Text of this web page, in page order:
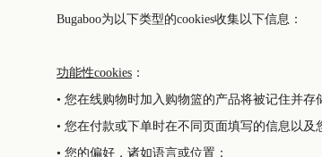
Bugaboo为以下类型的cookies收集以下信息：
功能性cookies ：
• 您在线购物时加入购物篮的产品将被记住并存
• 您在付款或下单时在不同页面填写的信息以
• 您的偏好，诸如语言或位置；